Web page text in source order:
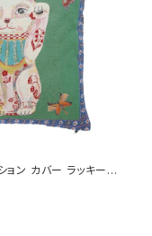
ョン カバー ラッキー
Lucky Cat